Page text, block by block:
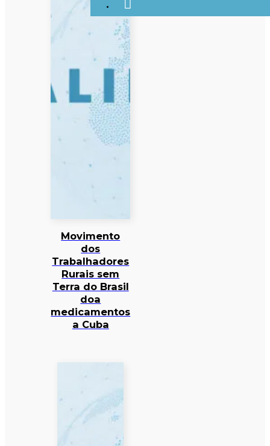
Movimento
dos
Trabalhadores
Rurais sem
Terra do Brasil
doa
medicamentos
a Cuba